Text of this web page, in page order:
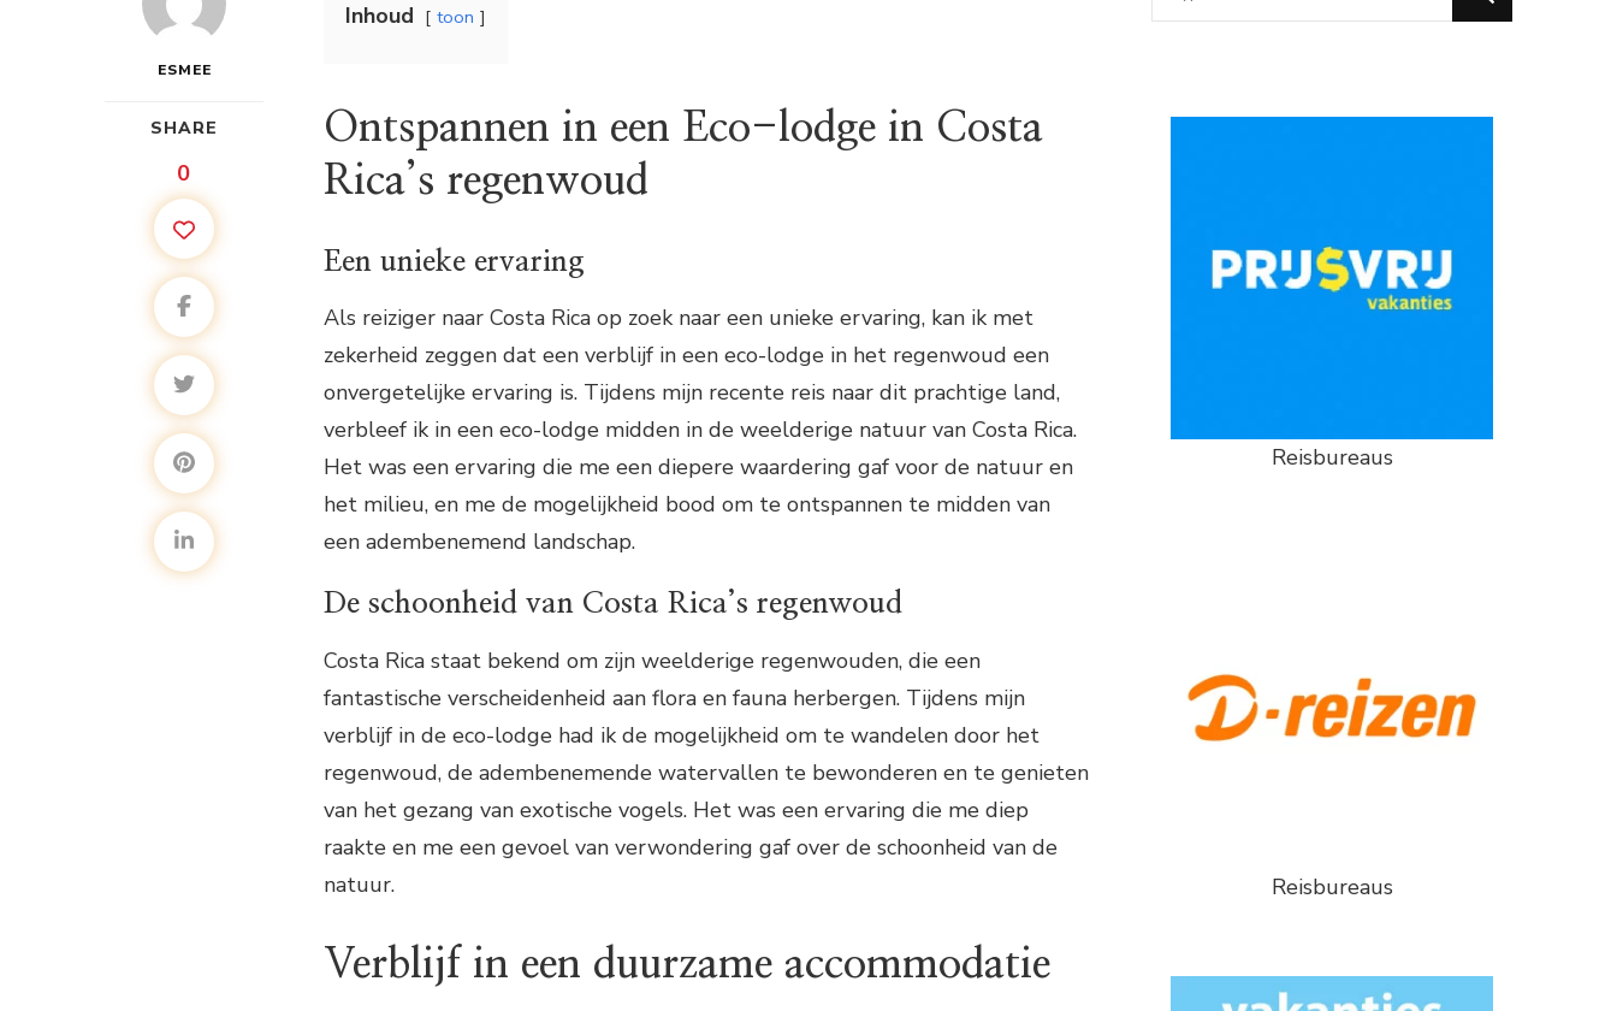
ESMEE
SHARE
0
Inhoud toon
Ontspannen in een Eco-lodge in Costa
Rica’s regenwoud
Een unieke ervaring
Als reiziger naar Costa Rica op zoek naar een unieke ervaring, kan ik met
zekerheid zeggen dat een verblijf in een eco-lodge in het regenwoud een
onvergetelijke ervaring is. Tijdens mijn recente reis naar dit prachtige land,
verbleef ik in een eco-lodge midden in de weelderige natuur van Costa Rica.
Het was een ervaring die me een diepere waardering gaf voor de natuur en
het milieu, en me de mogelijkheid bood om te ontspannen te midden van
een adembenemend landschap.
De schoonheid van Costa Rica’s regenwoud
Costa Rica staat bekend om zijn weelderige regenwouden, die een
fantastische verscheidenheid aan flora en fauna herbergen. Tijdens mijn
verblijf in de eco-lodge had ik de mogelijkheid om te wandelen door het
regenwoud, de adembenemende watervallen te bewonderen en te genieten
van het gezang van exotische vogels. Het was een ervaring die me diep
raakte en me een gevoel van verwondering gaf over de schoonheid van de
natuur.
Verblijf in een duurzame accommodatie
for
Reisbureaus
Reisbureaus